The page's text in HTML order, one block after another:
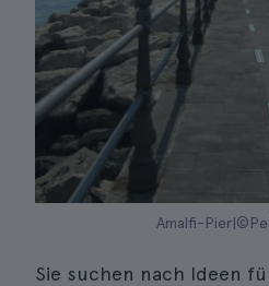
Amalfi-
Sie suchen nach Ideen